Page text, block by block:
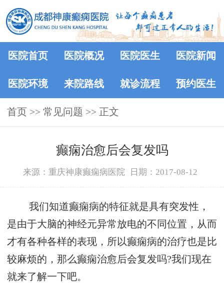
医院首页 医院概况 医院医生 医院新闻
医院环境 来院路线 就诊流程 预约医生
首页 >> 常见问题 >> 正文
癫痫治愈后会复发吗
来源：重庆神康癫痫病医院 日期：2017-08-12
我们知道癫痫病的特征就是具有突发性，
是由于大脑的神经元异常放电的不同位置，从而
才有各种各样的表现，所以癫痫病的治疗也是比
较麻烦的，那么癫痫治愈后会复发吗?我们现在
就来了解一下吧。